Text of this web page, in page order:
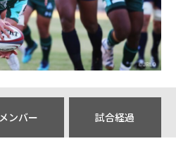
メンバー 試合経過